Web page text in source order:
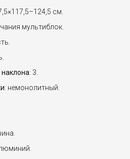
см.
мультиблок.
: 3.
: немонолитный.